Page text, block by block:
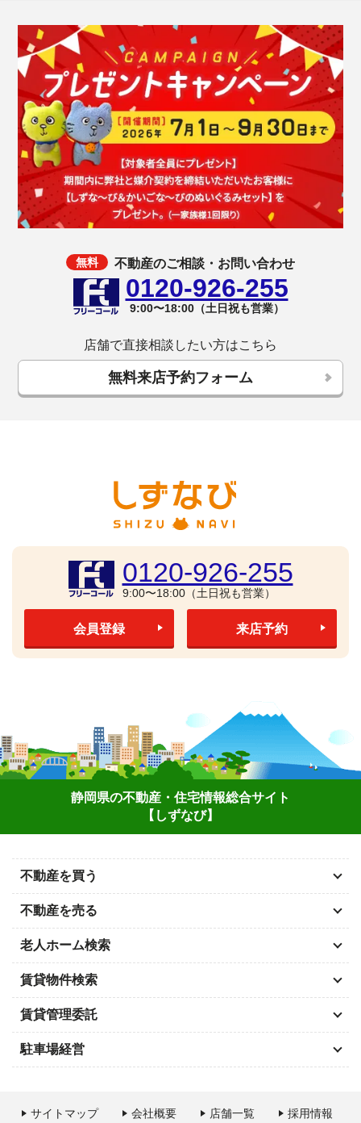
不動産のご相談・お問い合わせ
0120-926-255
9:00〜18:00（土日祝も営業）
店舗で直接相談したい方はこちら
無料来店予約フォーム
0120-926-255
9:00〜18:00（土日祝も営業）
会員登録 来店予約
静岡県の不動産・住宅情報総合サイト
【しずなび】
不動産を買う
不動産を売る
老人ホーム検索
賃貸物件検索
賃貸管理委託
駐車場経営
サイトマップ 会社概要 店舗一覧 採用情報